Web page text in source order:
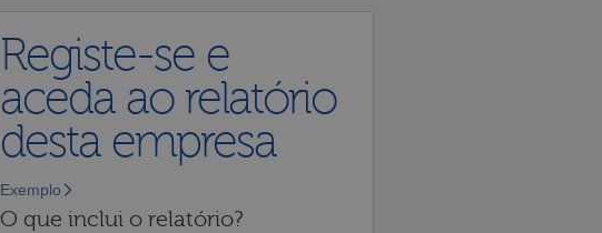
Registe-se e
aceda ao relatório
desta empresa
Exemplo
O que inclui o relatório?